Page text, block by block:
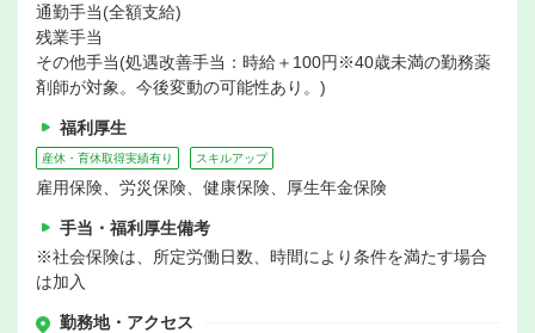
通勤手当(全額支給)
残業手当
その他手当(処遇改善手当：時給＋100円※40歳未満の勤務薬
剤師が対象。今後変動の可能性あり。)
福利厚生
産休・育休取得実績有り スキルアップ
雇用保険、労災保険、健康保険、厚生年金保険
手当・福利厚生備考
※社会保険は、所定労働日数、時間により条件を満たす場合
は加入
勤務地・アクセス